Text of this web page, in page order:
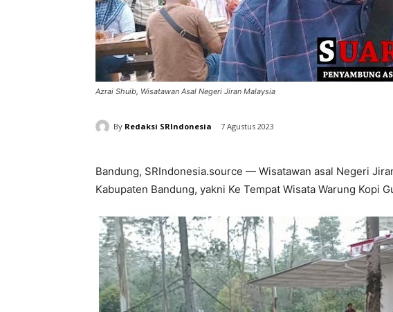
Azrai Shuib, Wisatawan Asal Negeri Jiran Malaysia
By Redaksi SRIndonesia 7 Agustus 2023
Bandung, SRIndonesia.source — Wisatawan asal Negeri
Kabupaten Bandung, yakni Ke Tempat Wisata Warung Kopi